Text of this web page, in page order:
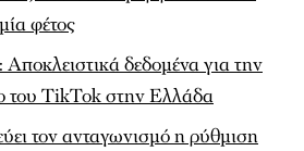
φέτος
δεδομένα για την
του TikTok στην Ελλάδα
τον ανταγωνισμό η ρύθμιση